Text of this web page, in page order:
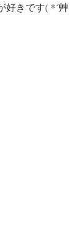
好きです( *´艸